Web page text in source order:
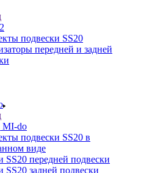
подвески SS20
передней и задней
MI-do
подвески SS20 в
виде
SS20 передней подвески
SS20 задней подвески